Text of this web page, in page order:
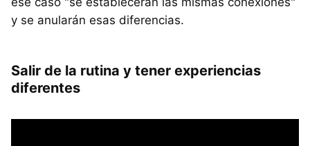
y se anularán esas diferencias.
Salir de la rutina y tener experiencias
diferentes